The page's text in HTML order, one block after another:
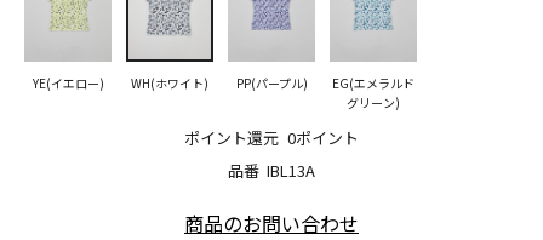
品番 IBL13A
ポイント還元 0ポイント
YE(イエロー) WH(ホワイト) PP(パープル)
EG(エメラルド
グリーン)
商品のお問い合わせ